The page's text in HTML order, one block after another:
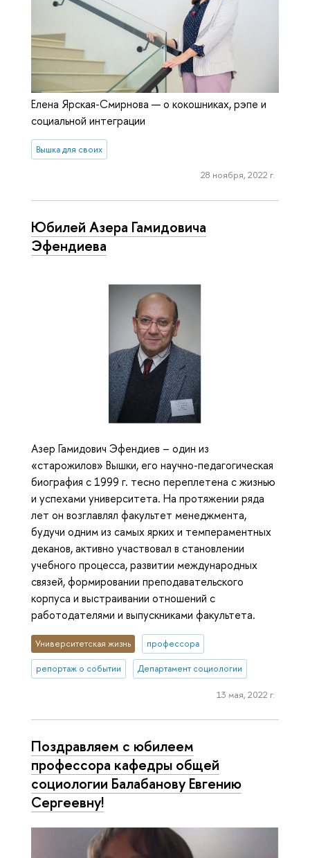
Елена Ярская-Смирнова — о кокошниках, рэпе и
социальной интеграции
Вышка для своих
28 ноября, 2022 г.
Юбилей Азера Гамидовича
Эфендиева
Азер Гамидович Эфендиев – один из
«старожилов» Вышки, его научно-педагогическая
биография с 1999 г. тесно переплетена с жизнью
и успехами университета. На протяжении ряда
лет он возглавлял факультет менеджмента,
будучи одним из самых ярких и темпераментных
деканов, активно участвовал в становлении
учебного процесса, развитии международных
связей, формировании преподавательского
корпуса и выстраивании отношений с
работодателями и выпускниками факультета.
Университетская жизнь профессора
репортаж о событии Департамент социологии
13 мая, 2022 г.
Поздравляем с юбилеем
профессора кафедры общей
социологии Балабанову Евгению
Сергеевну!